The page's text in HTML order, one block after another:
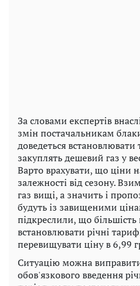
За словами експертів
змін постачальникам
доведеться
закуплять дешевий газ у
Варто врахувати, що ціни
залежності від сезону.
газ вищі, а значить і
будуть із завищеними
підкреслили, що більшість
встановлювати річні
перевищувати ціну в 6,99
Ситуацію можна
обов'язкового введення